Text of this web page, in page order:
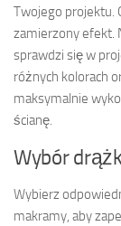
Twojego projektu.
zamierzony efekt.
sprawdzi się w
różnych kolorach
maksymalnie
ścianę.
Wybór
Wybierz
makramy, aby